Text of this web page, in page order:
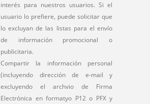
interés para nuestros usuarios. Si el
usuario lo prefiere, puede solicitar que
lo excluyan de las listas para el envío
de información promocional o
publicitaria.
Compartir la información personal
(incluyendo dirección de e-mail y
excluyendo el archvio de Firma
Electrónica en formatyo P12 o PFX y